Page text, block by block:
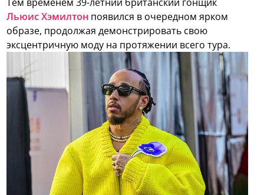
Льюис Хэмилтон появился в очередном ярком
образе, продолжая демонстрировать свою
эксцентричную моду на протяжении всего тура.